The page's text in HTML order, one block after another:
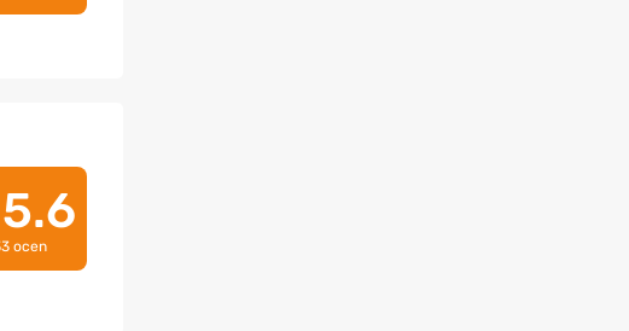
5.6
ocen